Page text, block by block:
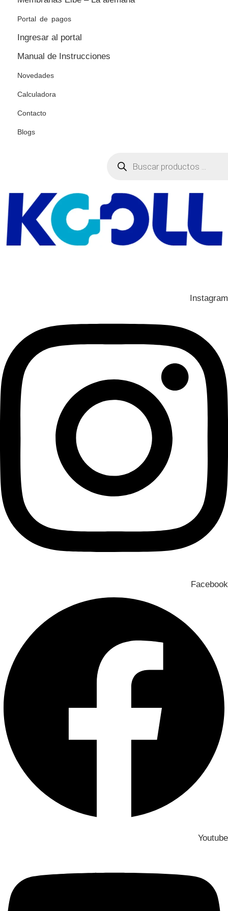
Portal de pagos
Ingresar al portal
Manual de Instrucciones
Novedades
Calculadora
Contacto
Blogs
productos
Instagram
Facebook
Youtube